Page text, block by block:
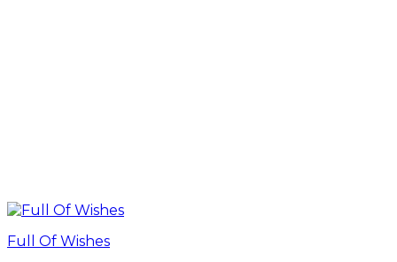
Full Of Wishes